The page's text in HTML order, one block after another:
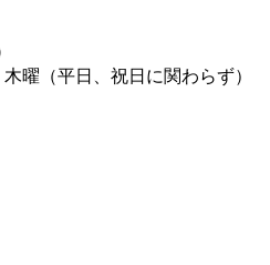
曜（平日、祝日に関わらず）